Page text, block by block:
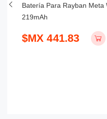
Batería Para Rayban Meta
219mAh
$MX 441.83